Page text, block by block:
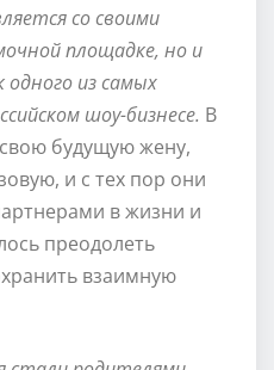
со своими
площадке, но и
из самых
шоу-бизнесе. В
будущую жену,
и с тех пор они
в жизни и
преодолеть
взаимную